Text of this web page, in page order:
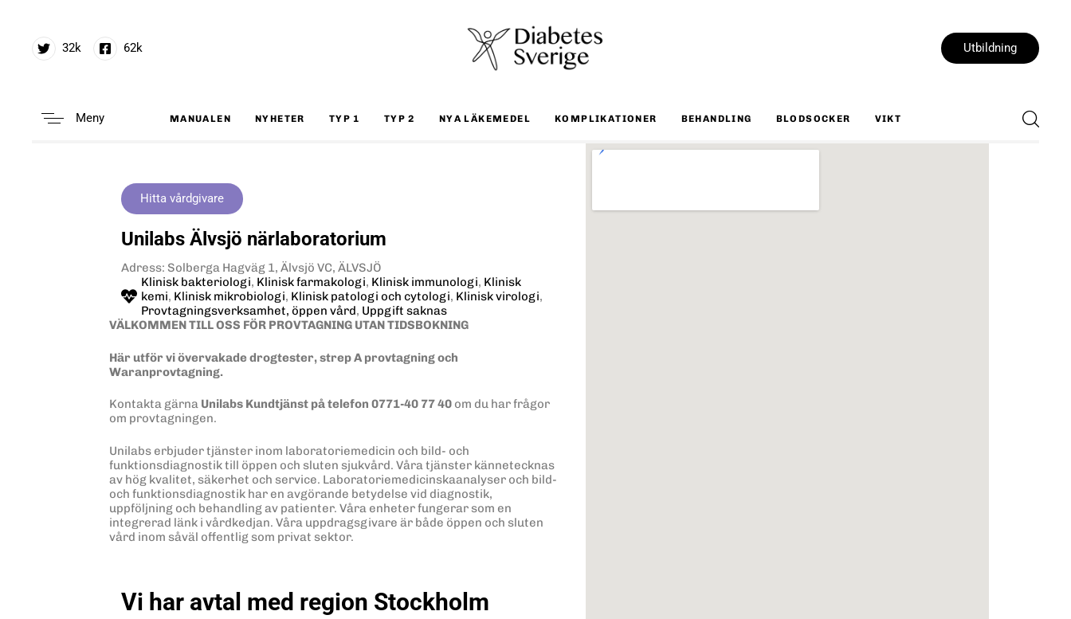
32k 62k Utbildning
Meny MANUALEN NYHETER TYP 1 TYP 2 NYA LÄKEMEDEL KOMPLIKATIONER BEHANDLING BLODSOCKER VIKT
Hitta vårdgivare
Unilabs Älvsjö närlaboratorium
Adress: Solberga Hagväg 1, Älvsjö VC, ÄLVSJÖ
Klinisk bakteriologi, Klinisk farmakologi, Klinisk immunologi, Klinisk
kemi, Klinisk mikrobiologi, Klinisk patologi och cytologi, Klinisk virologi,
Provtagningsverksamhet, öppen vård, Uppgift saknas
VÄLKOMMEN TILL OSS FÖR PROVTAGNING UTAN TIDSBOKNING
Här utför vi övervakade drogtester, strep A provtagning och
Waranprovtagning.
Kontakta gärna Unilabs Kundtjänst på telefon 0771-40 77 40 om du har frågor
om provtagningen.
Unilabs erbjuder tjänster inom laboratoriemedicin och bild- och
funktionsdiagnostik till öppen och sluten sjukvård. Våra tjänster kännetecknas
av hög kvalitet, säkerhet och service. Laboratoriemedicinskaanalyser och bild-
och funktionsdiagnostik har en avgörande betydelse vid diagnostik,
uppföljning och behandling av patienter. Våra enheter fungerar som en
integrerad länk i vårdkedjan. Våra uppdragsgivare är både öppen och sluten
vård inom såväl offentlig som privat sektor.
Vi har avtal med region Stockholm